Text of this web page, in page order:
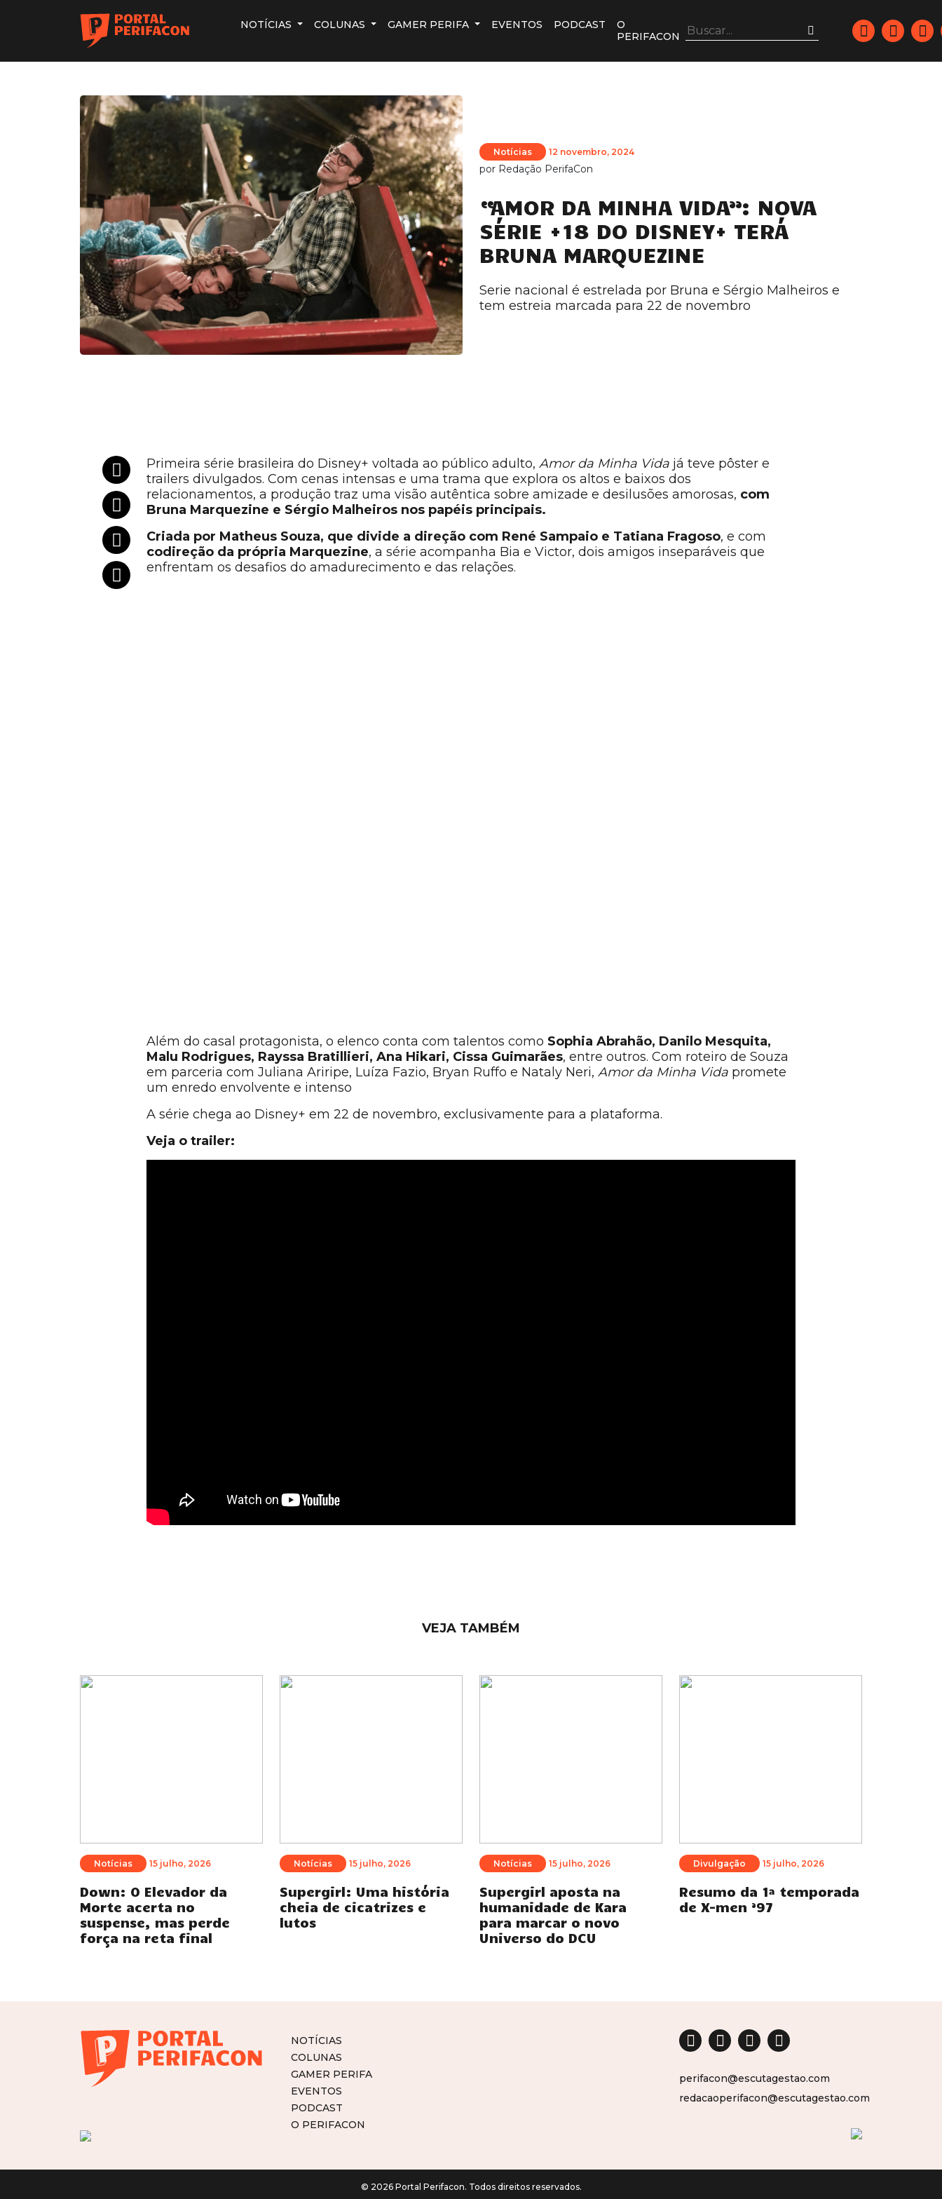
NOTÍCIAS COLUNAS GAMER PERIFA EVENTOS PODCAST
O
PERIFACON
Notícias 12 novembro, 2024
por Redação PerifaCon
“AMOR DA MINHA VIDA”: NOVA
SÉRIE +18 DO DISNEY+ TERÁ
BRUNA MARQUEZINE
Serie nacional é estrelada por Bruna e Sérgio Malheiros e
tem estreia marcada para 22 de novembro
Primeira série brasileira do Disney+ voltada ao público adulto, Amor da Minha Vida já teve pôster e
trailers divulgados. Com cenas intensas e uma trama que explora os altos e baixos dos
relacionamentos, a produção traz uma visão autêntica sobre amizade e desilusões amorosas, com
Bruna Marquezine e Sérgio Malheiros nos papéis principais.
Criada por Matheus Souza, que divide a direção com René Sampaio e Tatiana Fragoso, e com
codireção da própria Marquezine, a série acompanha Bia e Victor, dois amigos inseparáveis que
enfrentam os desafios do amadurecimento e das relações.
Além do casal protagonista, o elenco conta com talentos como Sophia Abrahão, Danilo Mesquita,
Malu Rodrigues, Rayssa Bratillieri, Ana Hikari, Cissa Guimarães, entre outros. Com roteiro de Souza
em parceria com Juliana Ariripe, Luíza Fazio, Bryan Ruffo e Nataly Neri, Amor da Minha Vida promete
um enredo envolvente e intenso
A série chega ao Disney+ em 22 de novembro, exclusivamente para a plataforma.
Veja o trailer:
VEJA TAMBÉM
Notícias 15 julho, 2026
Down: O Elevador da
Morte acerta no
suspense, mas perde
força na reta final
Notícias 15 julho, 2026
Supergirl: Uma história
cheia de cicatrizes e
lutos
Notícias 15 julho, 2026
Supergirl aposta na
humanidade de Kara
para marcar o novo
Universo do DCU
Divulgação 15 julho, 2026
Resumo da 1ª temporada
de X-men ’97
NOTÍCIAS
COLUNAS
GAMER PERIFA
EVENTOS
PODCAST
O PERIFACON
perifacon@escutagestao.com
redacaoperifacon@escutagestao.com
© 2026 Portal Perifacon. Todos direitos reservados.